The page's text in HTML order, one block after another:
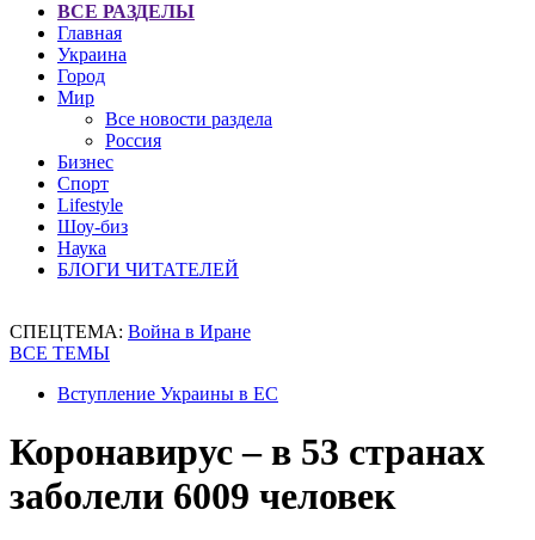
ВСЕ РАЗДЕЛЫ
Главная
Украина
Город
Мир
Все новости раздела
Россия
Бизнес
Спорт
Lifestyle
Шоу-биз
Наука
БЛОГИ ЧИТАТЕЛЕЙ
СПЕЦТЕМА: Война в Иране
ВСЕ ТЕМЫ
Вступление Украины в ЕС
Коронавирус – в 53 странах
заболели 6009 человек